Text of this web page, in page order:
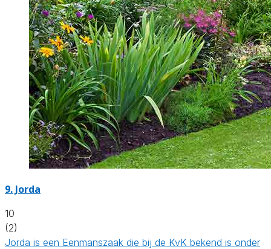
9. Jorda
10
(2)
Jorda is een Eenmanszaak die bij de KvK bekend is onder